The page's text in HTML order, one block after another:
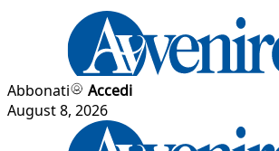
Abbonati
Accedi
August 8, 2026